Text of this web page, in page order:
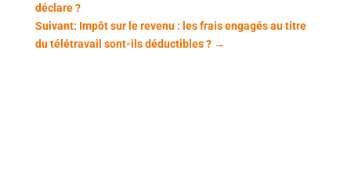
déclare ?
Suivant: Impôt sur le revenu : les frais engagés au titre
du télétravail sont-ils déductibles ?→